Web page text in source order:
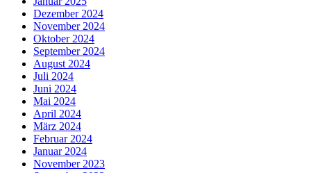
Dezember 2024
November 2024
Oktober 2024
September 2024
August 2024
Juli 2024
Juni 2024
Mai 2024
April 2024
März 2024
Februar 2024
Januar 2024
November 2023